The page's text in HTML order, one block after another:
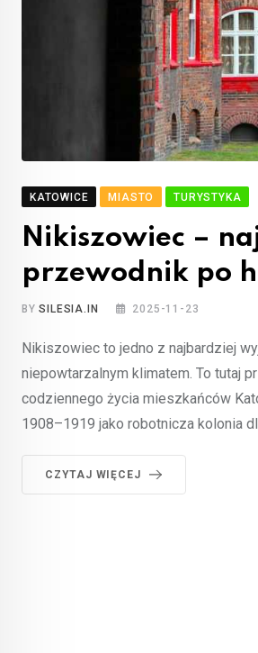
KATOWICE MIASTO TURYSTYKA
Nikiszowiec –
przewodnik po
BYSILESIA.IN 2025-11-23
Nikiszowiec to jedno z najbardziej
niepowtarzalnym klimatem. To tutaj
codziennego życia mieszkańców
1908–1919 jako robotnicza kolonia
CZYTAJ WIĘCEJ